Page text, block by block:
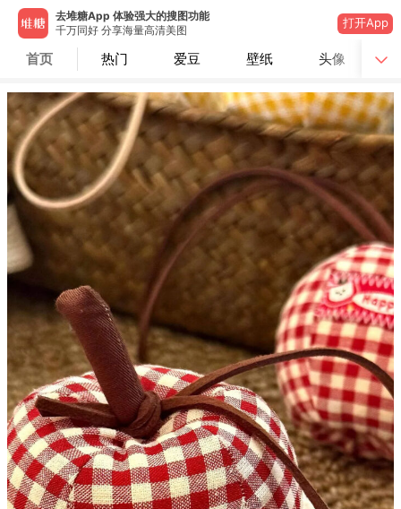
去堆糖App 体验强大的搜图功能
千万同好 分享海量高清美图
打开App
首页 热门 爱豆 壁纸 头像